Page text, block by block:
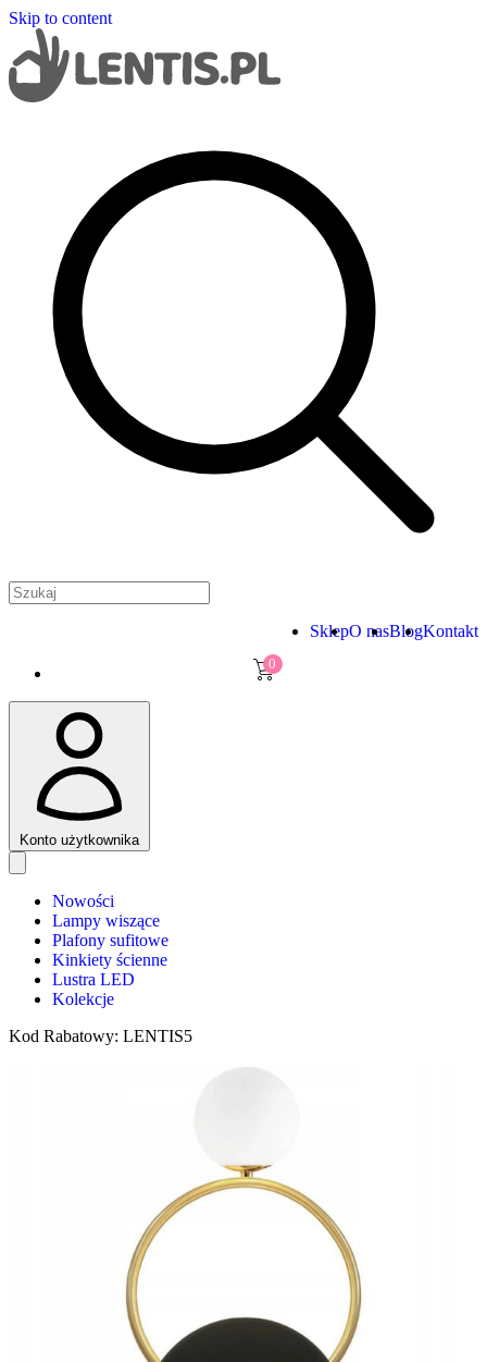
Skip to content
SklepO nasBlogKontakt
0
Konto użytkownika
Nowości
Lampy wiszące
Plafony sufitowe
Kinkiety ścienne
Lustra LED
Kolekcje
Kod Rabatowy: LENTIS5